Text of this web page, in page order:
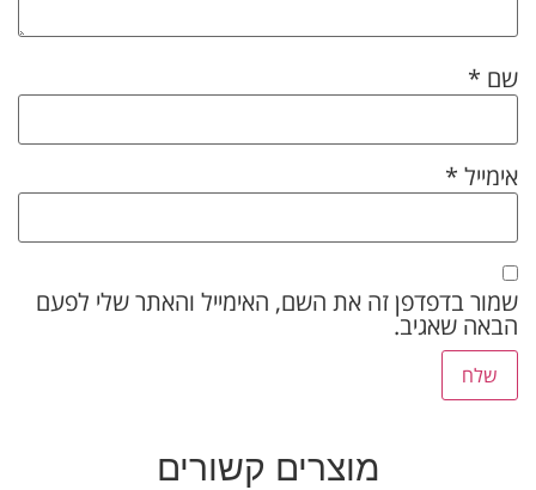
שם *
אימייל *
שמור בדפדפן זה את השם, האימייל והאתר שלי לפעם
הבאה שאגיב.
מוצרים קשורים